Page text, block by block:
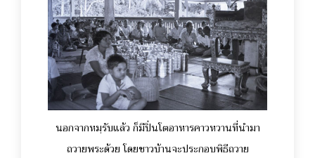
นอกจากหมฺรับแล้ว ก็มีปิ่นโตอาหารคาวหวานที่นำมา
ถวายพระด้วย โดยชาวบ้านจะประกอบพิธีถวาย